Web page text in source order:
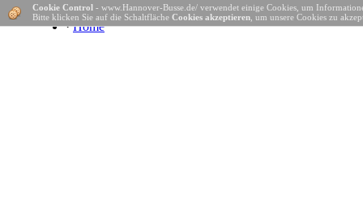
· Home
Cookie Control - www.Hannover-Busse.de/ verwendet einige Cookies, um
Bitte klicken Sie auf die Schaltfläche Cookies akzeptieren , um unsere Cookies zu